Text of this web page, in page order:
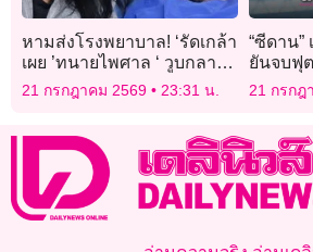
หามส่งโรงพยาบาล! ‘รัดเกล้า
เผย ’ทนายไพศาล ‘ วูบกลาง
วงประชุม กมธ.พบ หัวใจเต้น
ผิดจังหวะ ตอนนี้ปลอดภัย
21 กรกฎาคม 2569 23:31 น.
“ซีดาน”
ยันจบฟุ
21 กรกฎ